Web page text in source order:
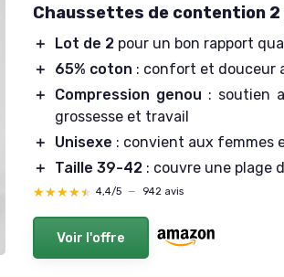
Chaussettes de contention
＋ Lot de 2 pour un bon rapport
＋
65% coton : confort et douceur
＋
Compression genou : soutien
grossesse et travail
＋
Unisexe : convient aux femmes
＋
Taille 39-42 : couvre une plage
★★★★★
★★★★★ 4,4/5 — 942 avis
Voir l'offre